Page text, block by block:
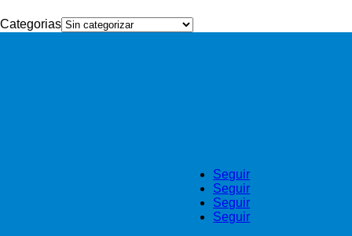
Categorias
Seguir
Seguir
Seguir
Seguir